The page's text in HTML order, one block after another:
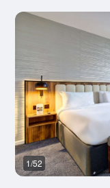
1/52